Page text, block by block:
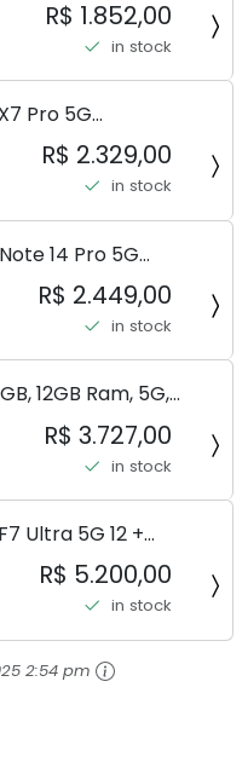
de carro rápido)
R$ 1.852,00
in stock
Pro 5G
R$ 2.329,00
in stock
14 Pro 5G
512GB ROM NFC
R$ 2.449,00
in stock
12GB Ram, 5G,
R$ 3.727,00
in stock
Ultra 5G 12 +
Snapdragon 8 Elite
D7 para Jogos
R$ 5.200,00
in stock
2:54 pm